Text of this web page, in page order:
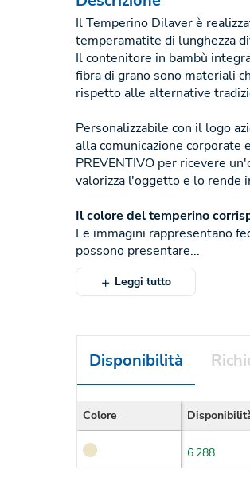
Il Temperino Dilaver è
temperamatite di lunghezza
Il contenitore in bambù
fibra di grano sono materiali
rispetto alle alternative
Personalizzabile con il logo
alla comunicazione corporate
PREVENTIVO per ricevere
valorizza l'oggetto e lo rende
Il colore del temperino
Le immagini rappresentano
possono presentare...
Leggi tutto
Disponibilità
Colore
6.288